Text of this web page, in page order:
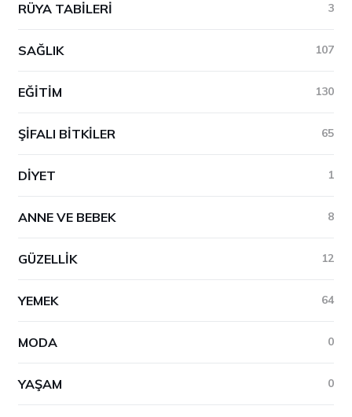
RÜYA TABILERI 3
SAĞLIK 107
EĞITIM 130
ŞIFALI BITKILER 65
DIYET 1
ANNE VE BEBEK 8
GÜZELLIK 12
YEMEK 64
MODA 0
YAŞAM 0